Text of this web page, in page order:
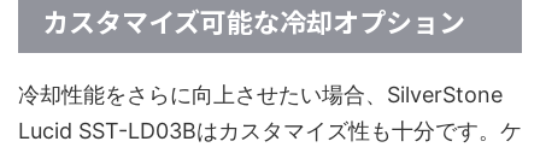
カスタマイズ可能な冷却オプション
冷却性能をさらに向上させたい場合、SilverStone
Lucid SST-LD03Bはカスタマイズ性も十分です。ケ